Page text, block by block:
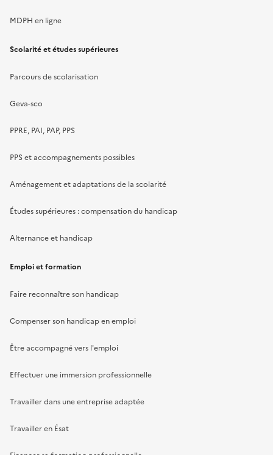
MDPH en ligne
Scolarité et études supérieures
Parcours de scolarisation
Geva-sco
PPRE, PAI, PAP, PPS
PPS et accompagnements possibles
Aménagement et adaptations de la scolarité
Études supérieures : compensation du handicap
Alternance et handicap
Emploi et formation
Faire reconnaître son handicap
Compenser son handicap en emploi
Être accompagné vers l'emploi
Effectuer une immersion professionnelle
Travailler dans une entreprise adaptée
Travailler en Ésat